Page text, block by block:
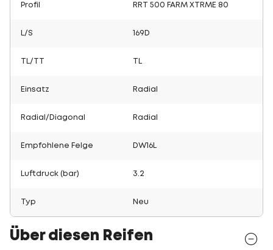
Profil RRT 500 FARM XTRME 80
L/S 169D
TL/TT
Einsatz Radial
Radial/Diagonal Radial
Empfohlene Felge DW16L
Luftdruck (bar) 3.2
Typ Neu
Über diesen Reifen